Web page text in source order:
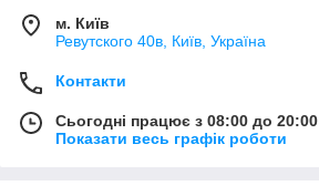
м. Київ
Ревутского 40в, Київ, Україна
Контакти
Сьогодні працює з 08:00 до 20:00
Показати весь графік роботи